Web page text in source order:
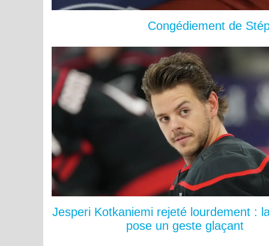
Congédiement de
Jesperi Kotkaniemi rejeté lourdement :
pose un geste glaçant